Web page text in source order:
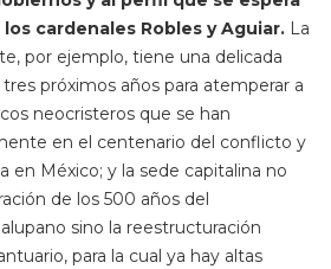
cardenales Robles y Aguiar. La
por ejemplo, tiene una delicada
próximos años para atemperar a
neocristeros que se han
en el centenario del conflicto y
en México; y la sede capitalina no
de los 500 años del
sino la reestructuración
para la cual ya hay altas